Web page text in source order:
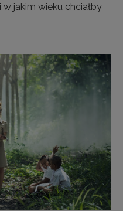
jakim wieku chciałby